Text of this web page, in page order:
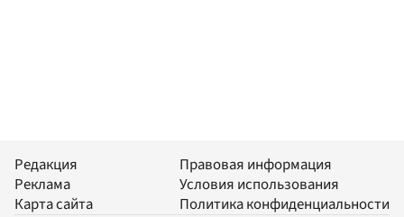
Редакция
Реклама
Карта сайта
Правовая информация
Условия использования
Политика конфиденциальности